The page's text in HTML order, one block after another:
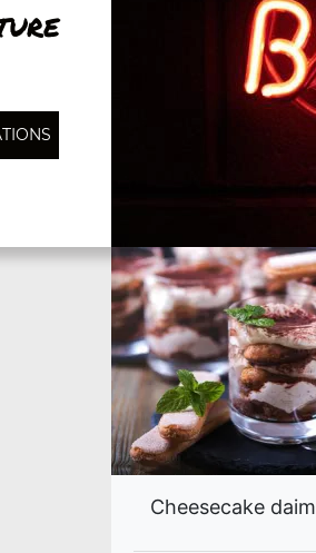
Cheesecake daim